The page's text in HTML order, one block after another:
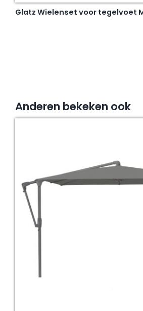
Glatz Wielenset voor tegelvoet
Anderen bekeken ook